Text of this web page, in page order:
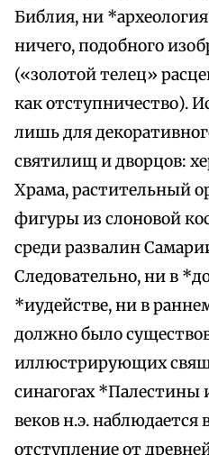
Библия, ни
ничего, подобного
(«золотой телец»
как отступничество).
лишь для
святилищ и дворцов:
Храма, растительный
фигуры из слоновой
среди развалин
Следовательно, ни в
*иудействе, ни в
должно было
иллюстрирующих
синагогах
веков н.э. наблюдается
отступление от